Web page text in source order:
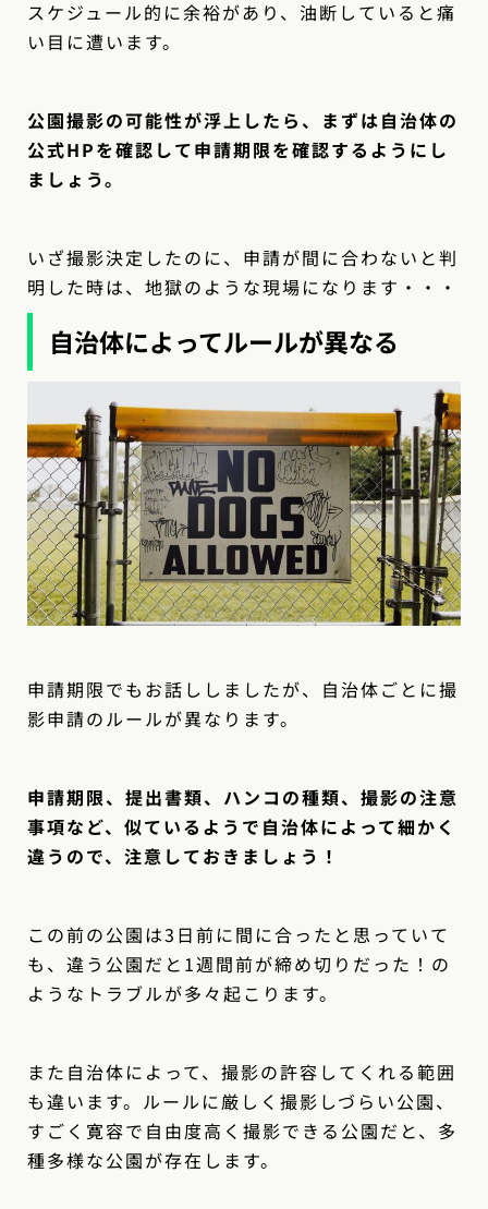
スケジュール的に余裕があり、油断していると痛
い目に遭います。
公園撮影の可能性が浮上したら、まずは自治体の
公式HPを確認して申請期限を確認するようにし
ましょう。
いざ撮影決定したのに、申請が間に合わないと判
明した時は、地獄のような現場になります・・・
自治体によってルールが異なる
申請期限でもお話ししましたが、自治体ごとに撮
影申請のルールが異なります。
申請期限、提出書類、ハンコの種類、撮影の注意
事項など、似ているようで自治体によって細かく
違うので、注意しておきましょう！
この前の公園は3日前に間に合ったと思っていて
も、違う公園だと1週間前が締め切りだった！の
ようなトラブルが多々起こります。
また自治体によって、撮影の許容してくれる範囲
も違います。ルールに厳しく撮影しづらい公園、
すごく寛容で自由度高く撮影できる公園だと、多
種多様な公園が存在します。